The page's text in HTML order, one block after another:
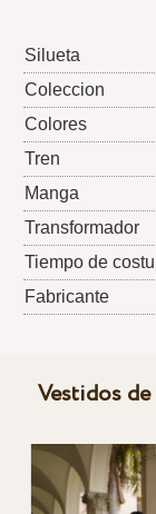
Silueta
Coleccion
Colores
Tren
Manga
Transformador
Tiempo de
Fabricante
Vestidos